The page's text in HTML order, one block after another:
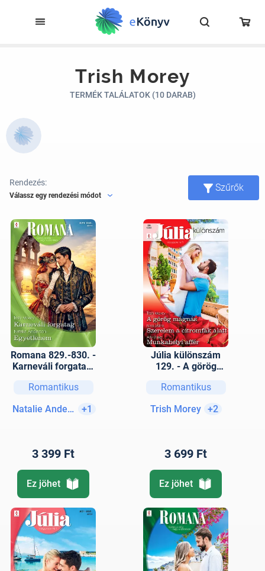
Trish Morey
TERMÉK TALÁLATOK (10 DARAB)
Rendezés:
Válassz egy rendezési módot
Szűrők
Romana 829.-830. -
Karneváli forgatag;
Romantikus
Natalie Anderson+1
3 399 Ft
Ez jöhet
Júlia különszám
129. - A görög
a citromfák alatt;
Romantikus
Trish Morey
+2
3 699 Ft
Ez jöhet